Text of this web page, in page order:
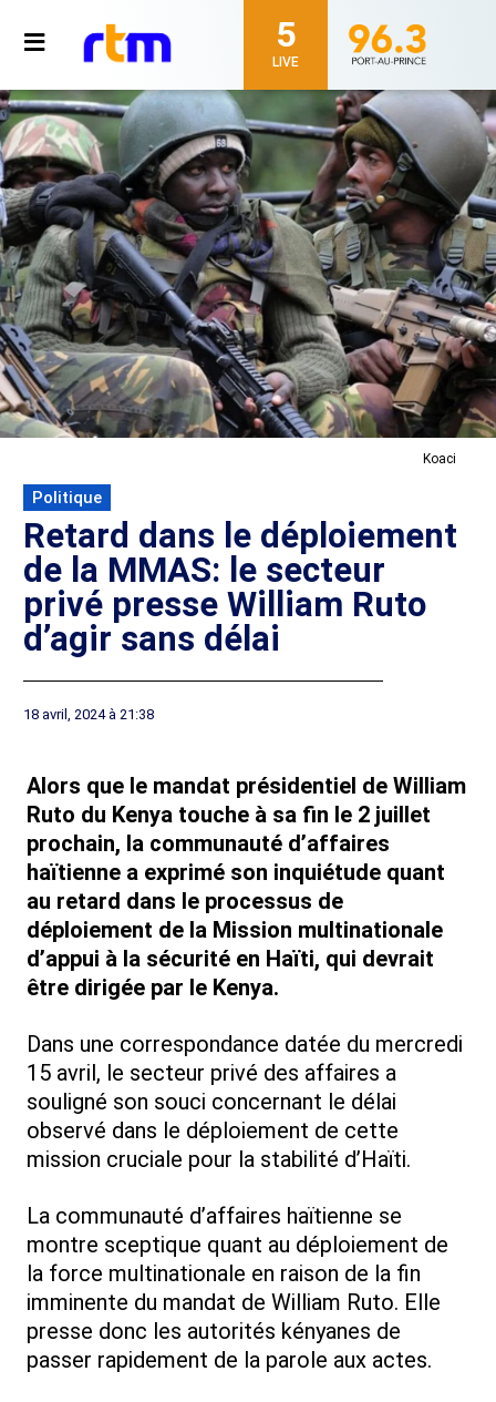
5
LIVE
Koaci
Politique
Retard dans le déploiement
de la MMAS: le secteur
privé presse William Ruto
d’agir sans délai
18 avril, 2024 à 21:38
Alors que le mandat présidentiel de William
Ruto du Kenya touche à sa fin le 2 juillet
prochain, la communauté d’affaires
haïtienne a exprimé son inquiétude quant
au retard dans le processus de
déploiement de la Mission multinationale
d’appui à la sécurité en Haïti, qui devrait
être dirigée par le Kenya.
Dans une correspondance datée du mercredi
15 avril, le secteur privé des affaires a
souligné son souci concernant le délai
observé dans le déploiement de cette
mission cruciale pour la stabilité d’Haïti.
La communauté d’affaires haïtienne se
montre sceptique quant au déploiement de
la force multinationale en raison de la fin
imminente du mandat de William Ruto. Elle
presse donc les autorités kényanes de
passer rapidement de la parole aux actes.